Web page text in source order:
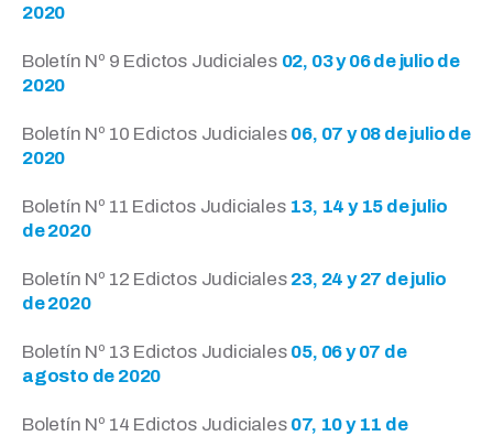
2020
Boletín Nº 9 Edictos Judiciales 02, 03 y 06 de julio de
2020
Boletín Nº 10 Edictos Judiciales 06, 07 y 08 de julio de
2020
Boletín Nº 11 Edictos Judiciales 13, 14 y 15 de julio
de 2020
Boletín Nº 12 Edictos Judiciales 23, 24 y 27 de julio
de 2020
Boletín Nº 13 Edictos Judiciales 05, 06 y 07 de
agosto de 2020
Boletín Nº 14 Edictos Judiciales 07, 10 y 11 de